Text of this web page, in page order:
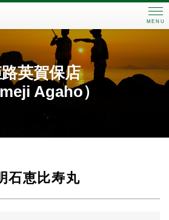
MENU
英賀保店
Agaho）
石恵比寿丸